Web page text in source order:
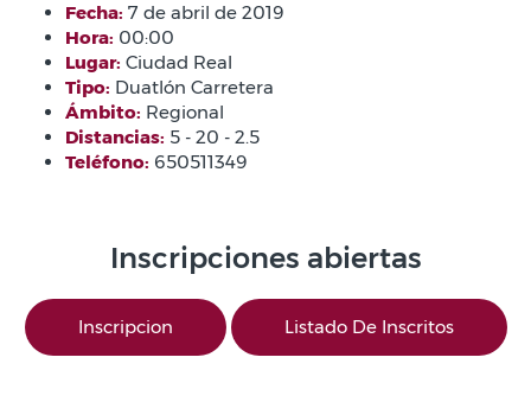
Fecha: 7 de abril de 2019
Hora: 00:00
Lugar: Ciudad Real
Tipo: Duatlón Carretera
Ámbito: Regional
Distancias: 5 - 20 - 2.5
Teléfono: 650511349
Inscripciones abiertas
Inscripcion Listado De Inscritos